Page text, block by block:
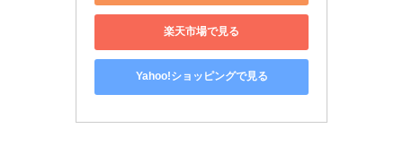
楽天市場で見る
Yahoo!ショッピングで見る